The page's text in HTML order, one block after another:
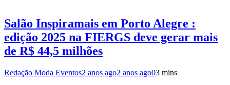
Salão Inspiramais em Porto Alegre :
edição 2025 na FIERGS deve gerar mais
de R$ 44,5 milhões
Redação Moda Eventos2 anos ago2 anos ago03 mins